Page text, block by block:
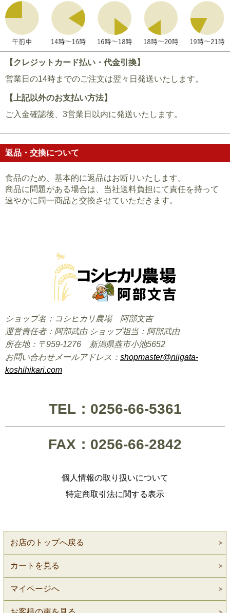
【クレジットカード払い・代金引換】
営業日の14時までのご注文は翌々日発送いたします。
【上記以外のお支払い方法】
ご入金確認後、3営業日以内に発送いたします。
返品・交換について
食品のため、基本的に返品はお断りいたします。
商品に問題がある場合は、当社送料負担にて責任を持って
速やかに同一商品と交換させていただきます。
ショップ名：コシヒカリ農場 阿部文吉
運営責任者：阿部武由 ショップ担当：阿部武由
所在地：〒959-1276 新潟県燕市小池5652
お問い合わせメールアドレス： shopmaster@niigata-
koshihikari.com
TEL：0256-66-5361
FAX：0256-66-2842
個人情報の取り扱いについて
特定商取引法に関する表示
お店のトップへ戻る
カートを見る
マイページへ